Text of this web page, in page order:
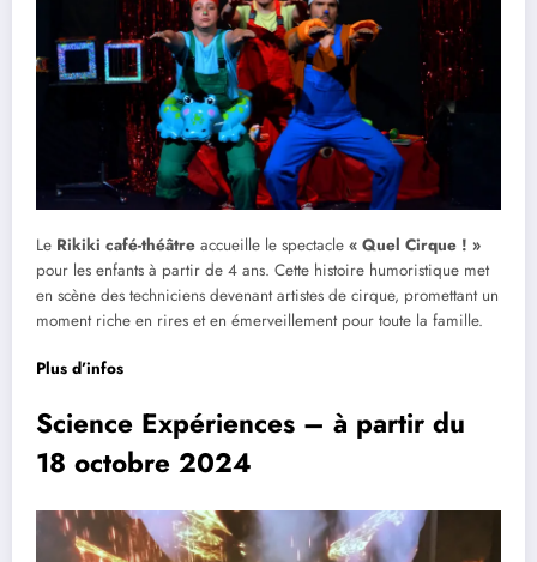
Le Rikiki café-théâtre accueille le spectacle « Quel Cirque ! »
pour les enfants à partir de 4 ans. Cette histoire humoristique met
en scène des techniciens devenant artistes de cirque, promettant un
moment riche en rires et en émerveillement pour toute la famille.
Plus d’infos
Science Expériences – à partir du
18 octobre 2024